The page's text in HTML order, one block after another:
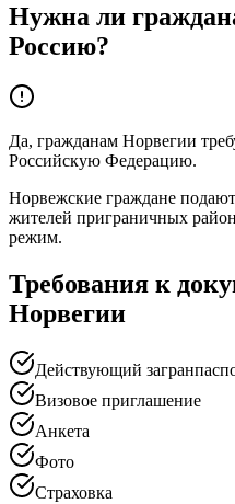
Нужна ли
Россию?
Да, гражданам Норвегии
Российскую Федерацию.
Норвежские граждане
жителей приграничных
режим.
Требования к
Норвегии
Действующий
Визовое приглашение
Анкета
Фото
Страховка